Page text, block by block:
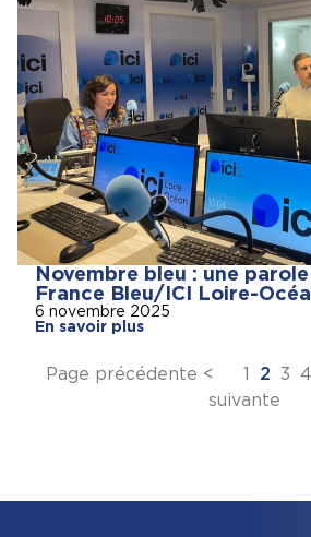
Novembre bleu : une
France Bleu/ICI Loire-
6 novembre 2025
En savoir plus
Page précédente < 1 2 3 4
suivante